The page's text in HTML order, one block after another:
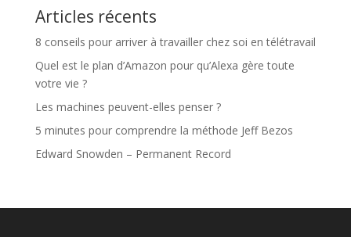
Articles récents
8 conseils pour arriver à travailler chez soi en télétravail
Quel est le plan d’Amazon pour qu’Alexa gère toute
votre vie ?
Les machines peuvent-elles penser ?
5 minutes pour comprendre la méthode Jeff Bezos
Edward Snowden – Permanent Record